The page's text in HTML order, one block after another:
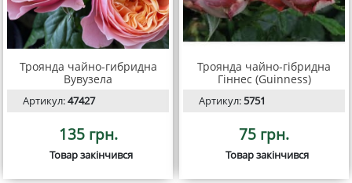
Троянда чайно-гибридна
Вувузела
Артикул:47427
135 грн.
Товар закінчився
Троянда чайно-гібридна
Гіннес (Guinness)
Артикул:5751
75 грн.
Товар закінчився